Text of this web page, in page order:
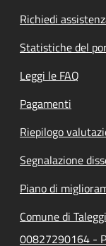
Richiedi
Statistiche del
Leggi le FAQ
Pagamenti
Riepilogo
Segnalazione
Piano di
Comune di
00827290164 -